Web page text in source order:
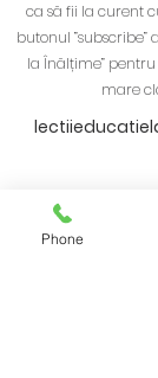
ca să fii la curent
butonul ”subscribe”
la Înălțime”
mare
Clasa ta ar dori sa
Spune-ne de ce și
Phone